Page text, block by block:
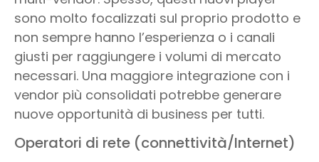
sono molto focalizzati sul proprio prodotto e
non sempre hanno l’esperienza o i canali
giusti per raggiungere i volumi di mercato
necessari. Una maggiore integrazione con i
vendor più consolidati potrebbe generare
nuove opportunità di business per tutti.
Operatori di rete (connettività/Internet)